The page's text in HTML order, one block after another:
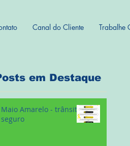
Canal do Cliente Trabalhe
em Destaque
Maio Amarelo - trânsito
seguro